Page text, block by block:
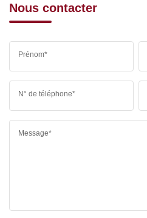
Nous contacter
Prénom*
N° de téléphone*
Message*